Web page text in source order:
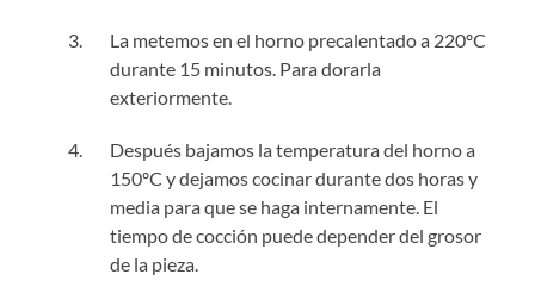
La metemos en el horno precalentado a 220ºC
durante 15 minutos. Para dorarla
exteriormente.
Después bajamos la temperatura del horno a
150ºC y dejamos cocinar durante dos horas y
media para que se haga internamente. El
tiempo de cocción puede depender del grosor
de la pieza.